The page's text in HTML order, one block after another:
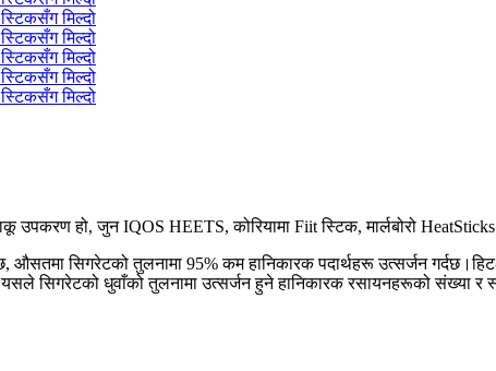
उपकरण हो, जुन IQOS HEETS, कोरियामा Fiit स्टिक, मार्लबोरो
सिगरेटको तुलनामा 95% कम हानिकारक पदार्थहरू उत्सर्जन
सिगरेटको धुवाँको तुलनामा उत्सर्जन हुने हानिकारक रसायनहरूको संख्या र